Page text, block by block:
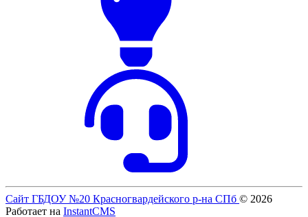
Сайт ГБДОУ №20 Красногвардейского р-на СПб © 2026
Работает на InstantCMS